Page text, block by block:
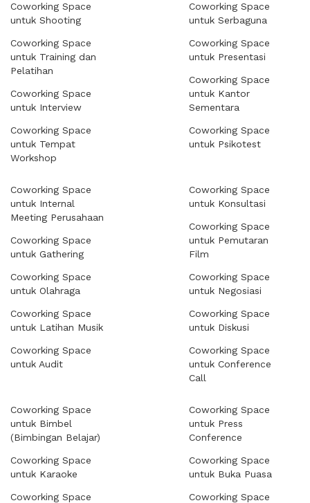
Coworking Space
untuk Shooting
Coworking Space
untuk Training dan
Pelatihan
Coworking Space
untuk Interview
Coworking Space
untuk Tempat
Workshop
Coworking Space
untuk Serbaguna
Coworking Space
untuk Presentasi
Coworking Space
untuk Kantor
Sementara
Coworking Space
untuk Psikotest
Coworking Space
untuk Internal
Meeting Perusahaan
Coworking Space
untuk Gathering
Coworking Space
untuk Olahraga
Coworking Space
untuk Latihan Musik
Coworking Space
untuk Audit
Coworking Space
untuk Konsultasi
Coworking Space
untuk Pemutaran
Film
Coworking Space
untuk Negosiasi
Coworking Space
untuk Diskusi
Coworking Space
untuk Conference
Call
Coworking Space
untuk Bimbel
(Bimbingan Belajar)
Coworking Space
untuk Karaoke
Coworking Space
Coworking Space
untuk Press
Conference
Coworking Space
untuk Buka Puasa
Coworking Space